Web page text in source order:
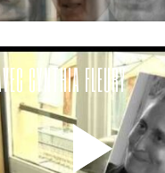
CYNTHIA FLEURY